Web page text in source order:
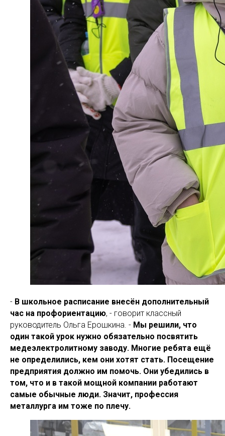
- В школьное расписание внесён дополнительный
час на профориентацию, - говорит классный
руководитель Ольга Ерошкина. - Мы решили, что
один такой урок нужно обязательно посвятить
медеэлектролитному заводу. Многие ребята ещё
не определились, кем они хотят стать. Посещение
предприятия должно им помочь. Они убедились в
том, что и в такой мощной компании работают
самые обычные люди. Значит, профессия
металлурга им тоже по плечу.